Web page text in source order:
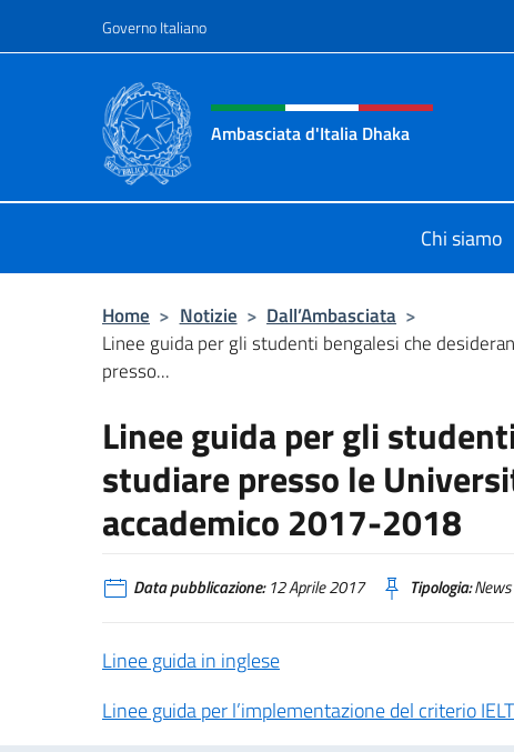
Governo Italiano
Intestazione sito, social e
Ambasciata d'Italia Dhaka
Chi siamo
Home > Notizie > Dall’Ambasciata >
Linee guida per gli studenti bengalesi che
presso...
Linee guida per gli
studiare presso le
accademico 2017-2018
Data pubblicazione:12 Aprile 2017 Tipologia:News
Linee guida in inglese
Linee guida per l’implementazione del criterio